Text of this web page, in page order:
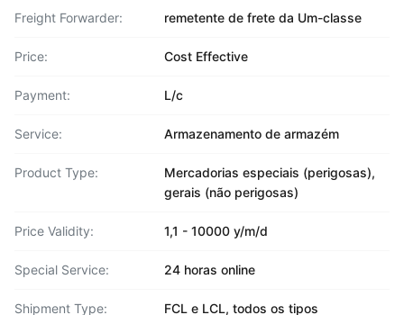
Freight Forwarder: remetente de frete da Um-classe
Price: Cost Effective
Payment: L/c
Service: Armazenamento de armazém
Product Type:
Mercadorias especiais (perigosas),
gerais (não perigosas)
Price Validity: 1,1 - 10000 y/m/d
Special Service: 24 horas online
Shipment Type: FCL e LCL, todos os tipos